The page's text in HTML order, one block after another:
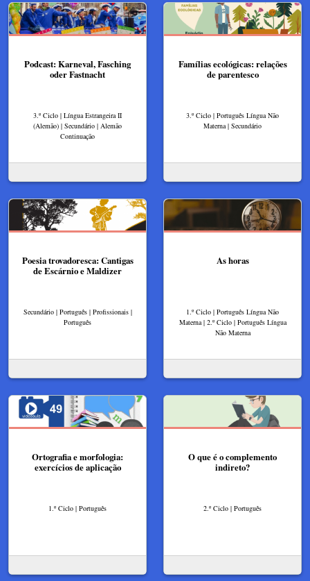
Podcast: Karneval, Fasching
oder Fastnacht
3.º Ciclo | Língua Estrangeira II
(Alemão) | Secundário | Alemão
Continuação
Famílias ecológicas: relações
de parentesco
3.º Ciclo | Português Língua Não
Materna | Secundário
Poesia trovadoresca: Cantigas
de Escárnio e Maldizer
Secundário | Português | Profissionais |
Português
As horas
1.º Ciclo | Português Língua Não
Materna | 2.º Ciclo | Português Língua
Não Materna
Ortografia e morfologia:
exercícios de aplicação
1.º Ciclo | Português
O que é o complemento
indireto?
2.º Ciclo | Português